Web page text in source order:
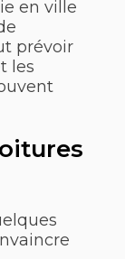
en ville
prévoir
les